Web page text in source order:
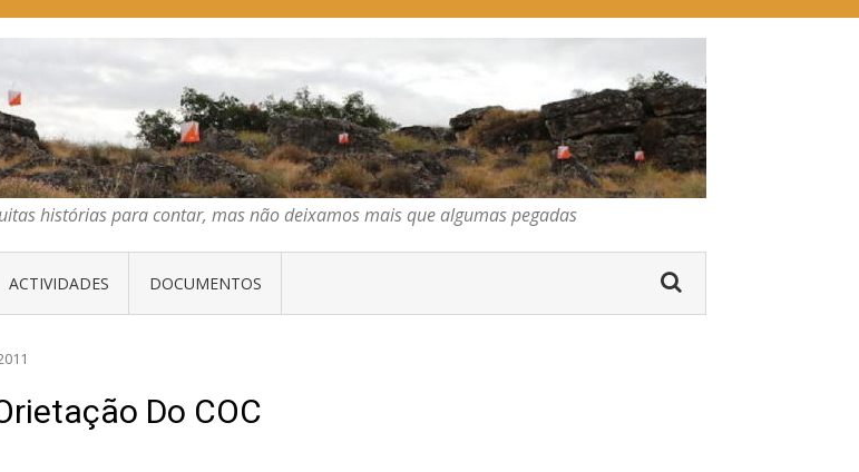
contar, mas não deixamos mais que algumas pegadas
histórias para contar, mas não deixamos mais que algumas pegadas
ACTIVIDADES DOCUMENTOS
Do COC